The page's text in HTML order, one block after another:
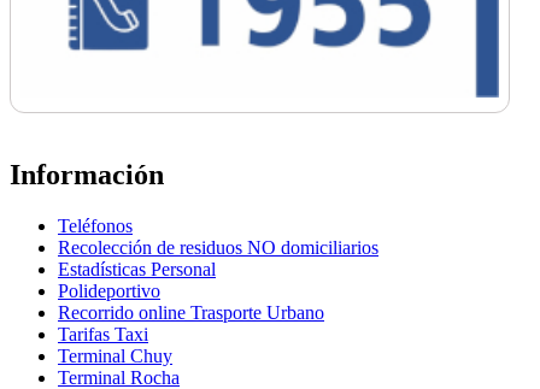
Información
Teléfonos
Recolección de residuos NO domiciliarios
Estadísticas Personal
Polideportivo
Recorrido online Trasporte Urbano
Tarifas Taxi
Terminal Chuy
Terminal Rocha